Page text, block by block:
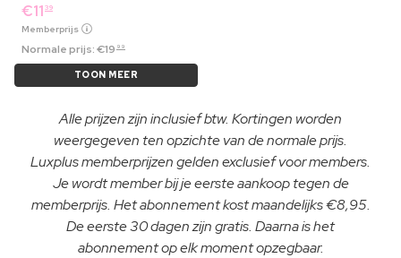
€11 39
Memberprijs
Normale prijs:€19 99
TOON MEER
Alle prijzen zijn inclusief btw. Kortingen worden
weergegeven ten opzichte van de normale prijs.
Luxplus memberprijzen gelden exclusief voor members.
Je wordt member bij je eerste aankoop tegen de
memberprijs. Het abonnement kost maandelijks €8,95.
De eerste 30 dagen zijn gratis. Daarna is het
abonnement op elk moment opzegbaar.